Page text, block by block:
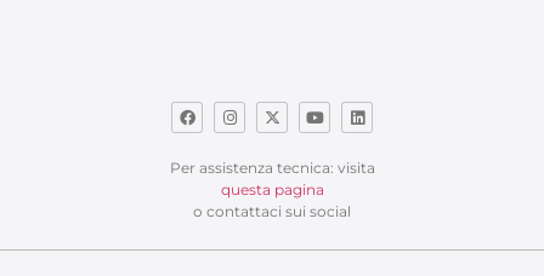
Per assistenza tecnica: visita
questa pagina
o contattaci sui social